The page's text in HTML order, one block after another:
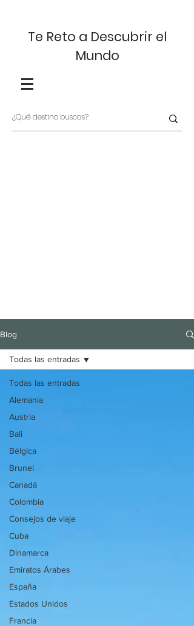
Te Reto a Descubrir el
Mundo
Blog
Todas las entradas
Alemania
Austria
Bali
Bélgica
Brunei
Canadá
Colombia
Consejos de viaje
Cuba
Dinamarca
Emiratos Árabes
España
Estados Unidos
Francia
Todas las entradas